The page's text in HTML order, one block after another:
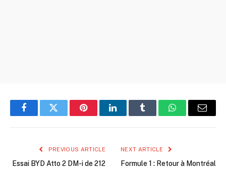
FacebookTwitter PinterestLinkedInTumblr WhatsAppEmail
PREVIOUS ARTICLE
Essai BYD Atto 2 DM-i de 212
NEXT ARTICLE
Formule 1 : Retour à Montréal